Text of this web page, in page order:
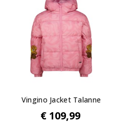
Vingino Jacket Talanne
€ 109,99